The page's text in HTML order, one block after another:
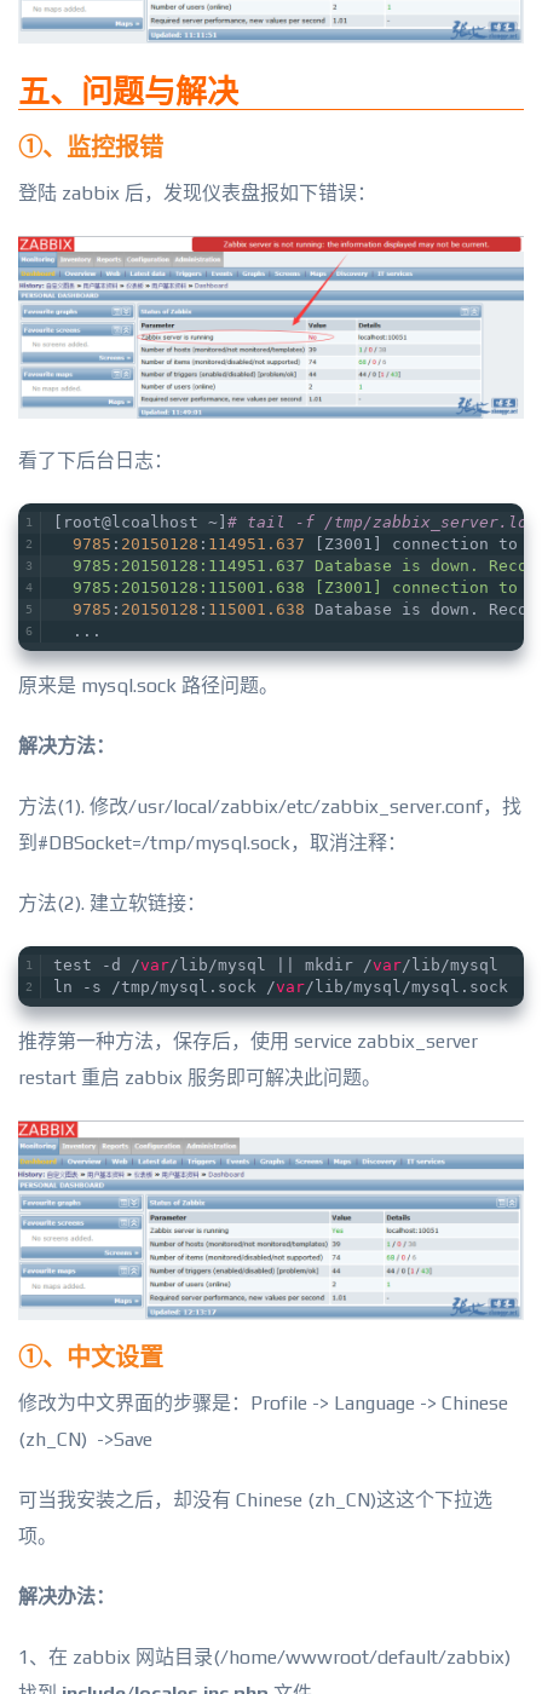
五、问题与解决
①、监控报错
登陆 zabbix 后，发现仪表盘报如下错误：
看了下后台日志：
[root@lcoalhost ~] # tail -f /tmp/zabbix_server.log
9785 : 20150128 : 114951.637 [Z3001] connection to
9785:20150128:114951.637 Database is down.
9785:20150128:115001.638 [Z3001] connection to
9785 : 20150128 : 115001.638 Database is down.
  ...
原来是 mysql.sock 路径问题。
解决方法：
方法(1). 修改/usr/local/zabbix/etc/zabbix_server.conf，找
到#DBSocket=/tmp/mysql.sock，取消注释：
方法(2). 建立软链接：
test -d /var/lib/mysql || mkdir /var/lib/mysql
ln -s /tmp/mysql.sock /var/lib/mysql/mysql.sock
推荐第一种方法，保存后，使用 service zabbix_server
restart 重启 zabbix 服务即可解决此问题。
①、中文设置
修改为中文界面的步骤是：Profile -> Language -> Chinese
(zh_CN) ->Save
可当我安装之后，却没有 Chinese (zh_CN)这这个下拉选
项。
解决办法：
1、在 zabbix 网站目录(/home/wwwroot/default/zabbix)